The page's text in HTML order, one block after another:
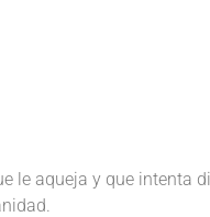
le aqueja y que intenta